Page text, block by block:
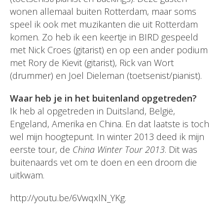
wonen allemaal buiten Rotterdam, maar soms
speel ik ook met muzikanten die uit Rotterdam
komen. Zo heb ik een keertje in BIRD gespeeld
met Nick Croes (gitarist) en op een ander podium
met Rory de Kievit (gitarist), Rick van Wort
(drummer) en Joel Dieleman (toetsenist/pianist).
Waar heb je in het buitenland opgetreden?
Ik heb al opgetreden in Duitsland, België,
Engeland, Amerika en China. En dat laatste is toch
wel mijn hoogtepunt. In winter 2013 deed ik mijn
eerste tour, de China Winter Tour 2013. Dit was
buitenaards vet om te doen en een droom die
uitkwam.
http://youtu.be/6VwqxlN_YKg.